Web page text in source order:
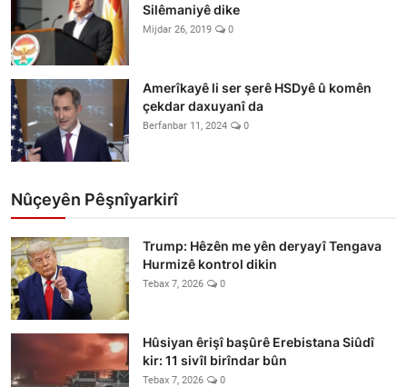
Silêmaniyê dike
Mijdar 26, 2019 0
Amerîkayê li ser şerê HSDyê û komên
çekdar daxuyanî da
Berfanbar 11, 2024 0
Nûçeyên Pêşnîyarkirî
Trump: Hêzên me yên deryayî Tengava
Hurmizê kontrol dikin
Tebax 7, 2026 0
Hûsiyan êrişî başûrê Erebistana Siûdî
kir: 11 sivîl birîndar bûn
Tebax 7, 2026 0